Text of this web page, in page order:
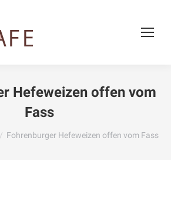
Hefeweizen offen vom
Fass
Fohrenburger Hefeweizen offen vom Fass